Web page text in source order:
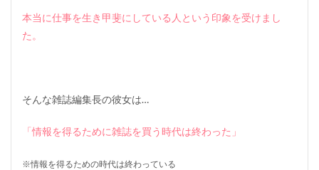
本当に仕事を生き甲斐にしている人という印象を受けまし
た。
そんな雑誌編集長の彼女は…
「情報を得るために雑誌を買う時代は終わった」
※情報を得るための時代は終わっている